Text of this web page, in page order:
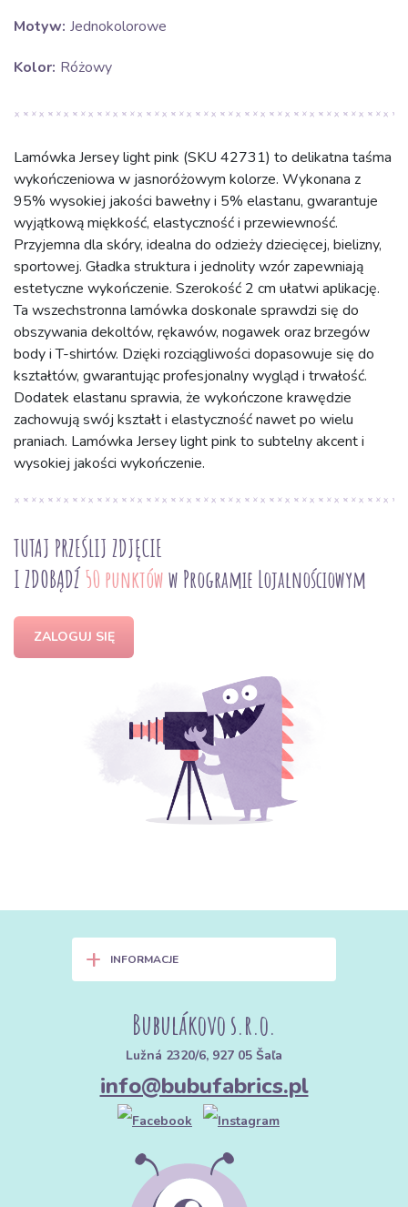
Motyw: Jednokolorowe
Kolor: Różowy
Lamówka Jersey light pink (SKU 42731) to delikatna taśma
wykończeniowa w jasnoróżowym kolorze. Wykonana z
95% wysokiej jakości bawełny i 5% elastanu, gwarantuje
wyjątkową miękkość, elastyczność i przewiewność.
Przyjemna dla skóry, idealna do odzieży dziecięcej, bielizny,
sportowej. Gładka struktura i jednolity wzór zapewniają
estetyczne wykończenie. Szerokość 2 cm ułatwi aplikację.
Ta wszechstronna lamówka doskonale sprawdzi się do
obszywania dekoltów, rękawów, nogawek oraz brzegów
body i T-shirtów. Dzięki rozciągliwości dopasowuje się do
kształtów, gwarantując profesjonalny wygląd i trwałość.
Dodatek elastanu sprawia, że wykończone krawędzie
zachowują swój kształt i elastyczność nawet po wielu
praniach. Lamówka Jersey light pink to subtelny akcent i
wysokiej jakości wykończenie.
TUTAJ PRZEŚLIJ ZDJĘCIE
I ZDOBĄDŹ 50 punktóww Programie Lojalnościowym
ZALOGUJ SIĘ
+ INFORMACJE
Bubulákovo s.r.o.
Lužná 2320/6, 927 05 Šaľa
info@bubufabrics.pl